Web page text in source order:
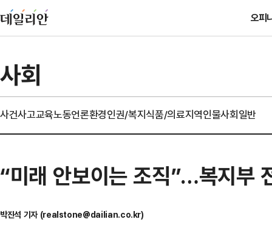
오피
사회
사건사고교육노동언론환경인권/복지식품/의료지역인물사회일반
“미래 안보이는 조직”…복지부
박진석 기자 (realstone@dailian.co.kr)